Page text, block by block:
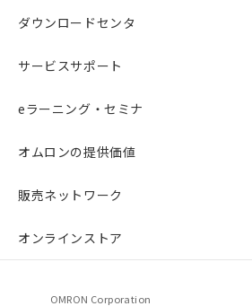
ダウンロードセンタ
サービスサポート
eラーニング・セミナ
オムロンの提供価値
販売ネットワーク
オンラインストア
OMRON Corporation